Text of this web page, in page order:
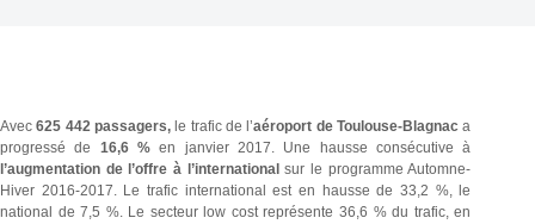
Avec625 442 passagers,le trafic de l’aéroport de Toulouse-Blagnaca
progressé de 16,6 %en janvier 2017. Une hausse consécutive à
l’augmentation de l’offre à l’international sur le programme Automne-
Hiver 2016-2017. Le trafic international est en hausse de 33,2 %, le
national de 7,5 %. Le secteur low cost représente 36,6 % du trafic, en